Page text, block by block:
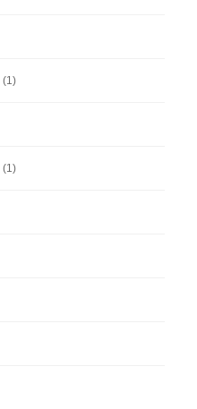
(1)
(1)